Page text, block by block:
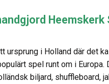
Heemskerk
ursprung i Holland där det
spel runt om i
biljard, shuffleboard,